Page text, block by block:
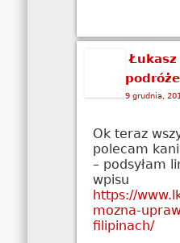
9 grudnia,
Ok teraz
polecam
– podsyłam
wpisu
https://
mozna-
filipinach/